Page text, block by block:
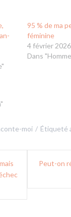
95 % de ma
féminine
4 février 2026
Dans
moi Étiqueté
Peut-on